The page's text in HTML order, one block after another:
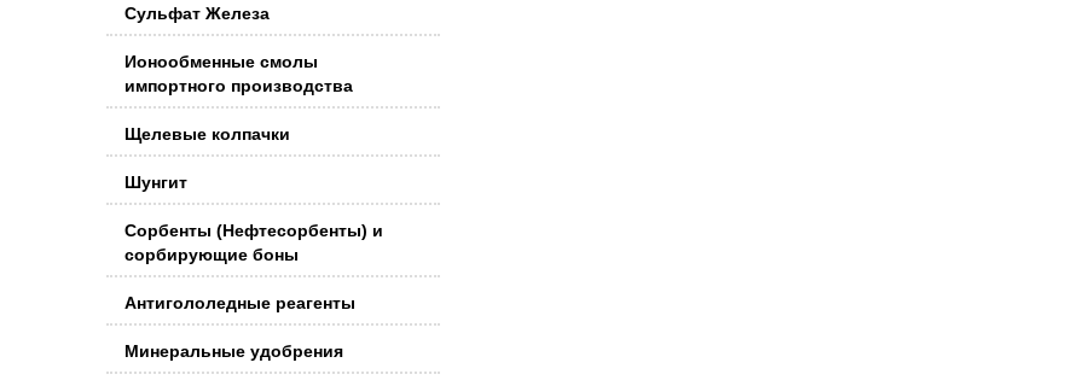
Сульфат Железа
Ионообменные смолы
импортного производства
Щелевые колпачки
Шунгит
Сорбенты (Нефтесорбенты) и
сорбирующие боны
Антигололедные реагенты
Минеральные удобрения